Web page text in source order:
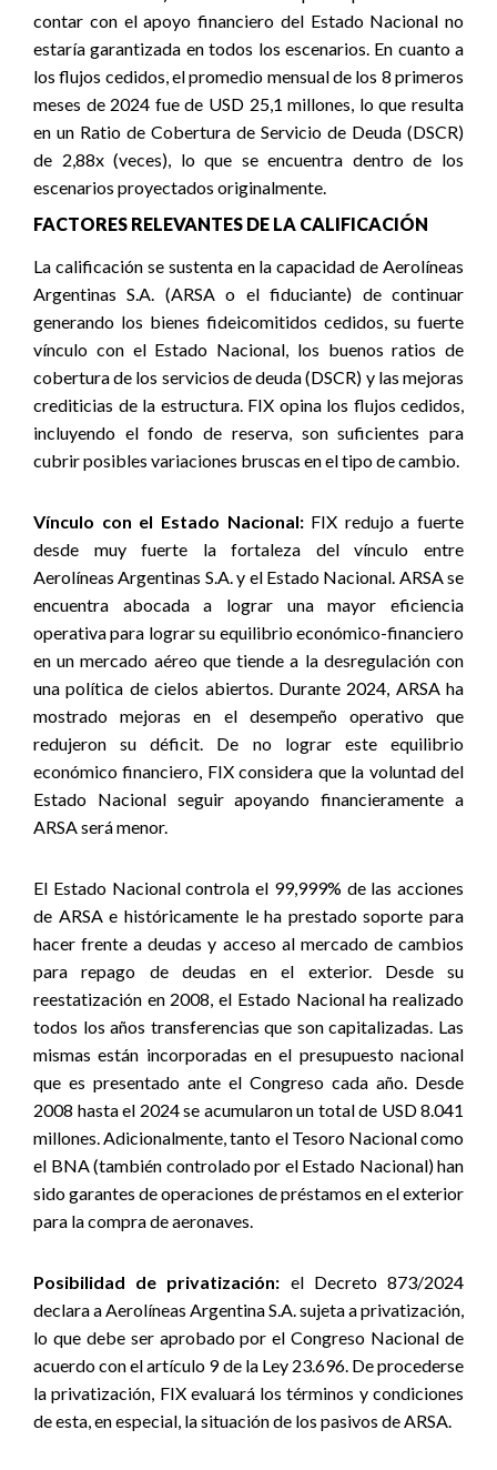
contar con el apoyo financiero del Estado Nacional no
estaría garantizada en todos los escenarios. En cuanto a
los flujos cedidos, el promedio mensual de los 8 primeros
meses de 2024 fue de USD 25,1 millones, lo que resulta
en un Ratio de Cobertura de Servicio de Deuda (DSCR)
de 2,88x (veces), lo que se encuentra dentro de los
escenarios proyectados originalmente.
FACTORES RELEVANTES DE LA CALIFICACIÓN
La calificación se sustenta en la capacidad de Aerolíneas
Argentinas S.A. (ARSA o el fiduciante) de continuar
generando los bienes fideicomitidos cedidos, su fuerte
vínculo con el Estado Nacional, los buenos ratios de
cobertura de los servicios de deuda (DSCR) y las mejoras
crediticias de la estructura. FIX opina los flujos cedidos,
incluyendo el fondo de reserva, son suficientes para
cubrir posibles variaciones bruscas en el tipo de cambio.
Vínculo con el Estado Nacional: FIX redujo a fuerte
desde muy fuerte la fortaleza del vínculo entre
Aerolíneas Argentinas S.A. y el Estado Nacional. ARSA se
encuentra abocada a lograr una mayor eficiencia
operativa para lograr su equilibrio económico-financiero
en un mercado aéreo que tiende a la desregulación con
una política de cielos abiertos. Durante 2024, ARSA ha
mostrado mejoras en el desempeño operativo que
redujeron su déficit. De no lograr este equilibrio
económico financiero, FIX considera que la voluntad del
Estado Nacional seguir apoyando financieramente a
ARSA será menor.
El Estado Nacional controla el 99,999% de las acciones
de ARSA e históricamente le ha prestado soporte para
hacer frente a deudas y acceso al mercado de cambios
para repago de deudas en el exterior. Desde su
reestatización en 2008, el Estado Nacional ha realizado
todos los años transferencias que son capitalizadas. Las
mismas están incorporadas en el presupuesto nacional
que es presentado ante el Congreso cada año. Desde
2008 hasta el 2024 se acumularon un total de USD 8.041
millones. Adicionalmente, tanto el Tesoro Nacional como
el BNA (también controlado por el Estado Nacional) han
sido garantes de operaciones de préstamos en el exterior
para la compra de aeronaves.
Posibilidad de privatización: el Decreto 873/2024
declara a Aerolíneas Argentina S.A. sujeta a privatización,
lo que debe ser aprobado por el Congreso Nacional de
acuerdo con el artículo 9 de la Ley 23.696. De procederse
la privatización, FIX evaluará los términos y condiciones
de esta, en especial, la situación de los pasivos de ARSA.